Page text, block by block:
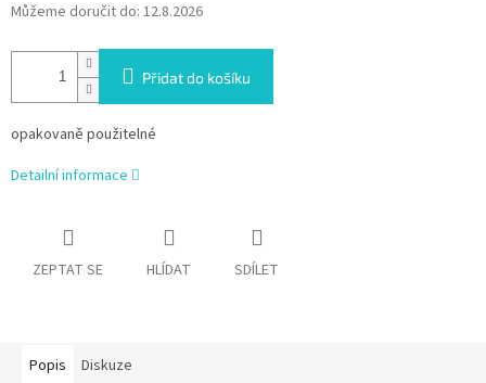
Můžeme doručit do: 12.8.2026
Přidat do košíku
opakovaně použitelné
Detailní informace
ZEPTAT SE HLÍDAT SDÍLET
Popis Diskuze